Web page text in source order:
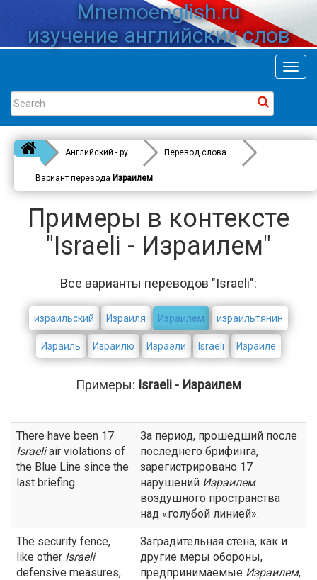
Mnemoenglish.ru
изучение английских слов
Английский - русский Перевод слова
Israeli
Вариант перевода Израилем
Примеры в контексте
"Israeli - Израилем"
Все варианты переводов "Israeli":
израильский Израиля Израилем израильтянин
Израиль Израилю Израэли Israeli Израиле
Примеры: Israeli - Израилем
There have been 17
Israeliair violations of
the Blue Line since the
last briefing.
За период, прошедший после
последнего брифинга,
зарегистрировано 17
нарушений Израилем
воздушного пространства
над «голубой линией».
The security fence,
like other Israeli
defensive measures,
Заградительная стена, как и
другие меры обороны,
предпринимаемые Израилем,